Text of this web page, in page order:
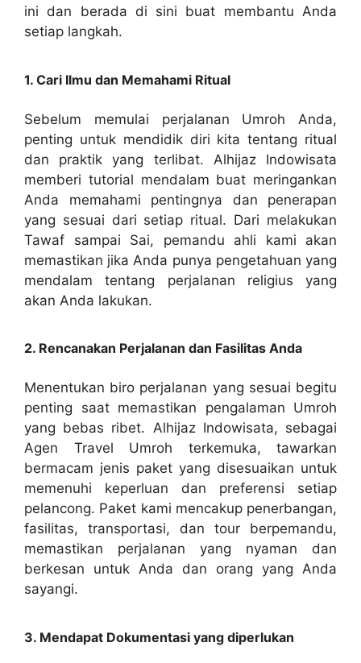
ini dan berada di sini buat membantu Anda
setiap langkah.
1. Cari Ilmu dan Memahami Ritual
Sebelum memulai perjalanan Umroh Anda,
penting untuk mendidik diri kita tentang ritual
dan praktik yang terlibat. Alhijaz Indowisata
memberi tutorial mendalam buat meringankan
Anda memahami pentingnya dan penerapan
yang sesuai dari setiap ritual. Dari melakukan
Tawaf sampai Sai, pemandu ahli kami akan
memastikan jika Anda punya pengetahuan yang
mendalam tentang perjalanan religius yang
akan Anda lakukan.
2. Rencanakan Perjalanan dan Fasilitas Anda
Menentukan biro perjalanan yang sesuai begitu
penting saat memastikan pengalaman Umroh
yang bebas ribet. Alhijaz Indowisata, sebagai
Agen Travel Umroh terkemuka, tawarkan
bermacam jenis paket yang disesuaikan untuk
memenuhi keperluan dan preferensi setiap
pelancong. Paket kami mencakup penerbangan,
fasilitas, transportasi, dan tour berpemandu,
memastikan perjalanan yang nyaman dan
berkesan untuk Anda dan orang yang Anda
sayangi.
3. Mendapat Dokumentasi yang diperlukan